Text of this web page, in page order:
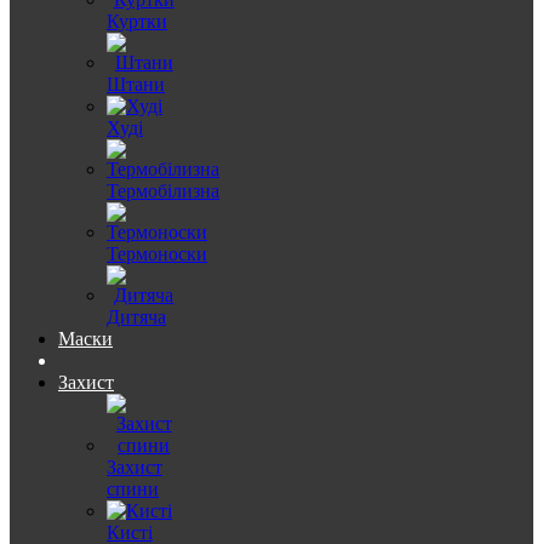
Куртки
Штани
Худі
Термобілизна
Термоноски
Дитяча
Маски
Захист
Захист
спини
Кисті